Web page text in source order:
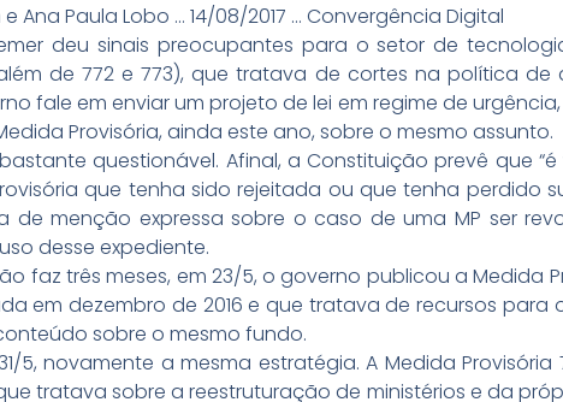
Ana Paula Lobo … 14/08/2017 … Convergência Digital
deu sinais preocupantes para o setor de
de 772 e 773), que tratava de cortes na política
fale em enviar um projeto de lei em regime de
Provisória, ainda este ano, sobre o mesmo assunto.
questionável. Afinal, a Constituição prevê que
que tenha sido rejeitada ou que tenha perdido
de menção expressa sobre o caso de uma MP ser
desse expediente.
faz três meses, em 23/5, o governo publicou a Medida
em dezembro de 2016 e que tratava de recursos para
sobre o mesmo fundo.
5, novamente a mesma estratégia. A Medida
tratava sobre a reestruturação de ministérios e da